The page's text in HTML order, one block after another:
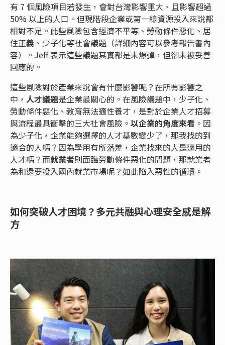
有 7 個風險項目若發生，會對台灣影響重大、且影響超過
50% 以上的人口。但現階段企業或第一線資源投入來說都
相對不足。此些風險包含經濟不平等、勞動條件惡化、居
住正義、少子化等社會議題（詳細內容可以參考報告書內
容）。Jeff 表示這些議題其實都是未爆彈，但卻未被妥善
回應的。
這些風險對於產業來說會有什麼影響呢？在所有影響之
中， 人才議題是企業最關心的。在風險議題中，少子化、
勞動條件惡化、教育無法適性養才，是對於企業人才招募
與流程最具衝擊的三大社會風險。 以企業的角度來看 。因
為少子化，企業能夠選擇的人才基數變少了，那我找的到
適合的人嗎？因為學用有所落差，企業找來的人是適用的
人才嗎？而就業者則面臨勞動條件惡化的問題，那就業者
為和還要投入國內就業市場呢？如此陷入惡性的循環。
如何突破人才困境？多元共融與心理安全感是解
方